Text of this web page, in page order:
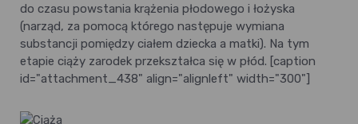
do czasu powstania krążenia płodowego i łożyska
(narząd, za pomocą którego następuje wymiana
substancji pomiędzy ciałem dziecka a matki). Na tym
etapie ciąży zarodek przekształca się w płód. [caption
id="attachment_438" align="alignleft" width="300"]